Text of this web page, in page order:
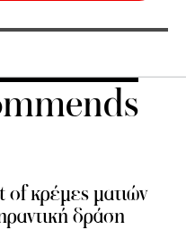
of κρέμες ματιών
δράση